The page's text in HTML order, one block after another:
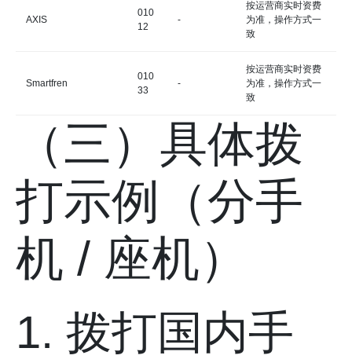
AXIS
010
12
-
按运营商实时资费
为准，操作方式一
致
Smartfren
010
33
-
按运营商实时资费
为准，操作方式一
致
（三）具体拨
打示例（分手
机 / 座机）
1. 拨打国内手